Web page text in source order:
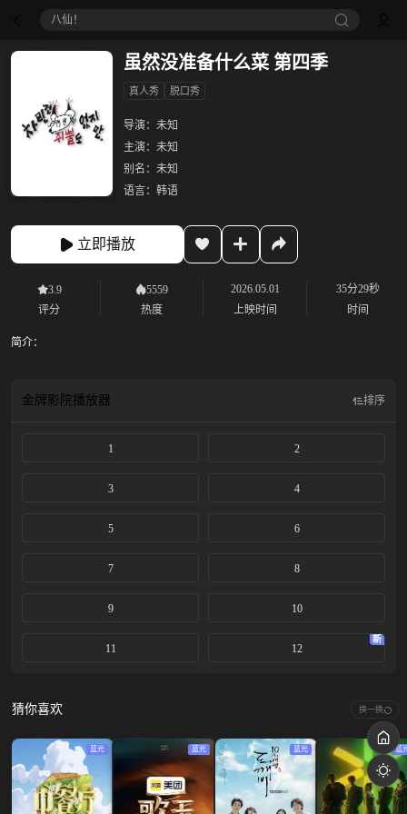
八仙！
虽然没准备什么菜 第四季‎
真人秀 脱口秀
导演： 未知
主演： 未知
别名： 未知
语言： 韩语
立即播放
3.9
评分
5559
热度
2026.05.01
上映时间
35分29秒
时间
简介：
金牌影院播放器 排序
1 2
3 4
5 6
7 8
9 10
11 12
新
猜你喜欢 换一换
蓝光 蓝光 蓝光 蓝